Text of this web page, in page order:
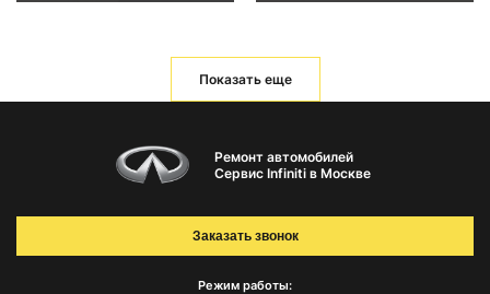
Показать еще
Ремонт автомобилей
Сервис Infiniti в Москве
Режим работы:
Заказать звонок